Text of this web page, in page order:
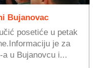
Bujanovac
posetiće u petak
je za
a u Bujanovcu i...